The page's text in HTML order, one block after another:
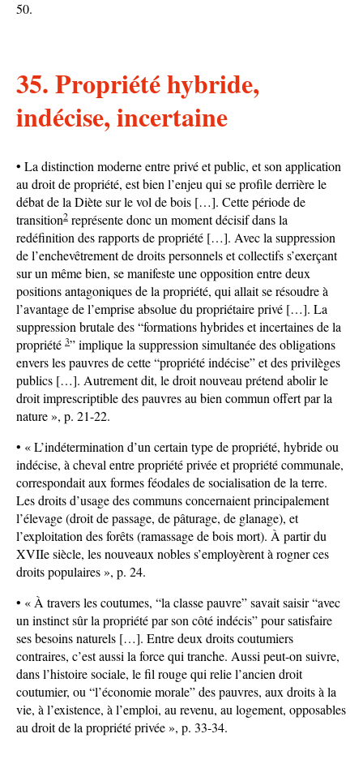
50.
35. Propriété hybride,
indécise, incertaine
• La distinction moderne entre privé et public, et son application
au droit de propriété, est bien l’enjeu qui se profile derrière le
débat de la Diète sur le vol de bois […]. Cette période de
transition2 représente donc un moment décisif dans la
redéfinition des rapports de propriété […]. Avec la suppression
de l’enchevêtrement de droits personnels et collectifs s’exerçant
sur un même bien, se manifeste une opposition entre deux
positions antagoniques de la propriété, qui allait se résoudre à
l’avantage de l’emprise absolue du propriétaire privé […]. La
suppression brutale des “formations hybrides et incertaines de la
propriété 3” implique la suppression simultanée des obligations
envers les pauvres de cette “propriété indécise” et des privilèges
publics […]. Autrement dit, le droit nouveau prétend abolir le
droit imprescriptible des pauvres au bien commun offert par la
nature », p. 21-22.
• « L’indétermination d’un certain type de propriété, hybride ou
indécise, à cheval entre propriété privée et propriété communale,
correspondait aux formes féodales de socialisation de la terre.
Les droits d’usage des communs concernaient principalement
l’élevage (droit de passage, de pâturage, de glanage), et
l’exploitation des forêts (ramassage de bois mort). À partir du
XVIIe siècle, les nouveaux nobles s’employèrent à rogner ces
droits populaires », p. 24.
• « À travers les coutumes, “la classe pauvre” savait saisir “avec
un instinct sûr la propriété par son côté indécis” pour satisfaire
ses besoins naturels […]. Entre deux droits coutumiers
contraires, c’est aussi la force qui tranche. Aussi peut-on suivre,
dans l’histoire sociale, le fil rouge qui relie l’ancien droit
coutumier, ou “l’économie morale” des pauvres, aux droits à la
vie, à l’existence, à l’emploi, au revenu, au logement, opposables
au droit de la propriété privée », p. 33-34.